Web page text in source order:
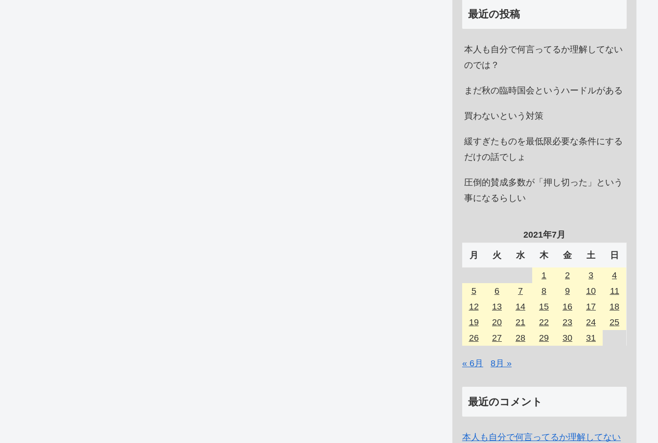
最近の投稿
本人も自分で何言ってるか理解してない
のでは？
まだ秋の臨時国会というハードルがある
買わないという対策
緩すぎたものを最低限必要な条件にする
だけの話でしょ
圧倒的賛成多数が「押し切った」という
事になるらしい
2021年7月
月 火 水 木 金 土 日
1 2 3
4
5
6 7 8 9 10
11
12
13 14 15 16 17
18
19
20 21 22 23 24
25
26
27 28 29 30 31
« 6月 8月 »
最近のコメント
本人も自分で何言ってるか理解してない